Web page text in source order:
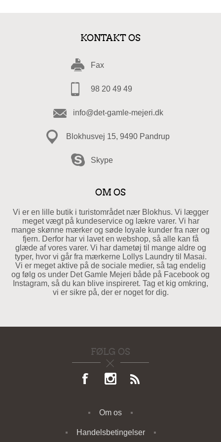
KONTAKT OS
Fax
98 20 49 49
info@det-gamle-mejeri.dk
Blokhusvej 15, 9490 Pandrup
Skype
OM OS
Vi er en lille butik i turistområdet nær Blokhus. Vi lægger
meget vægt på kundeservice og lækre varer. Vi har
mange skønne mærker og søde loyale kunder fra nær og
fjern. Derfor har vi lavet en webshop, så alle kan få
glæde af vores varer. Vi har dametøj til mange aldre og
typer, hvor vi går fra mærkerne Lollys Laundry til Masai.
Vi er meget aktive på de sociale medier, så tag endelig
og følg os under Det Gamle Mejeri både på Facebook og
Instagram, så du kan blive inspireret. Tag et kig omkring,
vi er sikre på, der er noget for dig.
FØLG OS
Om os
Handelsbetingelser